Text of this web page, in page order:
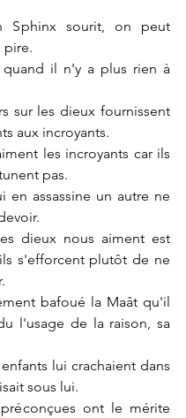
Sphinx sourit, on peut
pire.
quand il n'y a plus rien à
sur les dieux fournissent
aux incroyants.
les incroyants car ils
pas.
en assassine un autre ne
dieux nous aiment est
s'efforcent plutôt de ne
bafoué la Maât qu'il
l'usage de la raison, sa
sous lui.
ont le mérite